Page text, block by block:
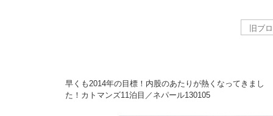
早くも2014年の目標！内股のあたりが熱くなってきまし
た！カトマンズ11泊目／ネパール130105